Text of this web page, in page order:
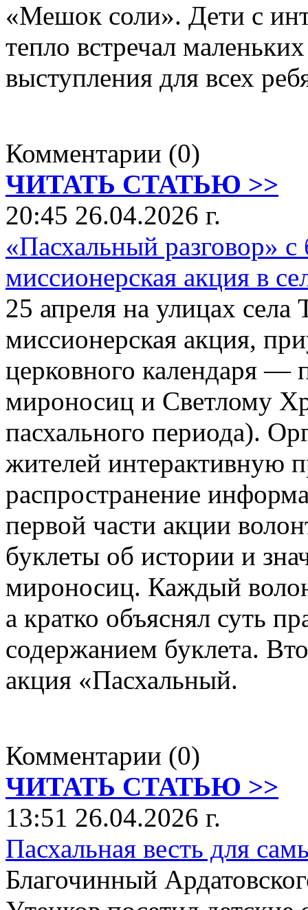
«Мешок соли». Дети с
тепло встречал
выступления для всех
Комментарии (0)
ЧИТАТЬ СТАТЬЮ >>
20:45 26.04.2026 г.
«Пасхальный разговор» с
миссионерская акция в
25 апреля на улицах
миссионерская акция,
церковного календаря —
мироносиц и Светлому
пасхального периода).
жителей интерактивную
распространение
первой части акции
буклеты об истории и
мироносиц. Каждый
а кратко объяснял суть
содержанием буклета.
акция «Пасхальный.
Комментарии (0)
ЧИТАТЬ СТАТЬЮ >>
13:51 26.04.2026 г.
Пасхальная весть для
Благочинный